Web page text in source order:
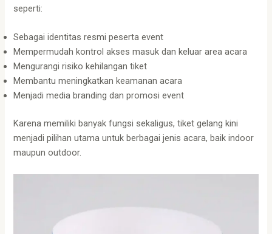
seperti:
Sebagai identitas resmi peserta event
Mempermudah kontrol akses masuk dan keluar area acara
Mengurangi risiko kehilangan tiket
Membantu meningkatkan keamanan acara
Menjadi media branding dan promosi event
Karena memiliki banyak fungsi sekaligus, tiket gelang kini
menjadi pilihan utama untuk berbagai jenis acara, baik indoor
maupun outdoor.